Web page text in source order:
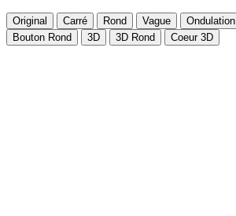
Original Carré Rond Vague Ondulation
Bouton Rond
3D 3D Rond Coeur 3D